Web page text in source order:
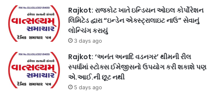
Rajkot: રાજકોટ ખાતે ઇન્ડિયન ઓઇલ કોર્પોરેશન
લિમિટેડ દ્વારા “ઇન્ડેન એક્સ્ટ્રાલાઇટ નાઉ” સેવાનું
લોન્ચિંગ કરાયું
3 days ago
Rajkot: ‘અનંત અનાદિ વડનગર’ થીમની રીલ
સ્પર્ધામાં સ્ટોક્સ ઈમેજીસનો ઉપયોગ કરી શકાશે પણ
એ.આઈ.ની છૂટ નથી
5 days ago